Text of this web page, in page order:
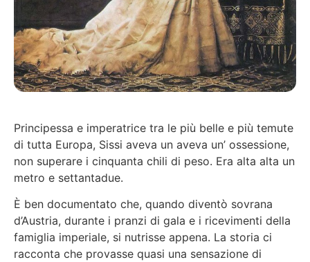
Principessa e imperatrice tra le più belle e più temute
di tutta Europa, Sissi aveva un aveva un’ ossessione,
non superare i cinquanta chili di peso. Era alta alta un
metro e settantadue.
È ben documentato che, quando diventò sovrana
d’Austria, durante i pranzi di gala e i ricevimenti della
famiglia imperiale, si nutrisse appena. La storia ci
racconta che provasse quasi una sensazione di